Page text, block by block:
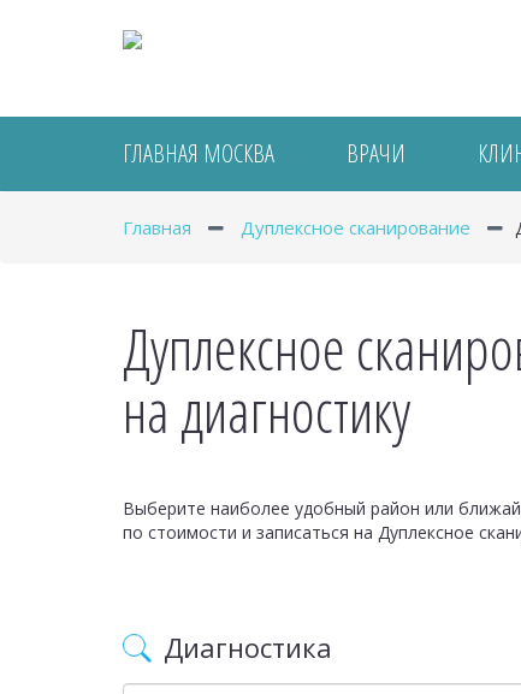
ГЛАВНАЯ МОСКВА ВРАЧИ
Главная Дуплексное сканирование
Дуплексное
на диагностику
Выберите наиболее удобный район или
по стоимости и записаться на Дуплексное
Диагностика